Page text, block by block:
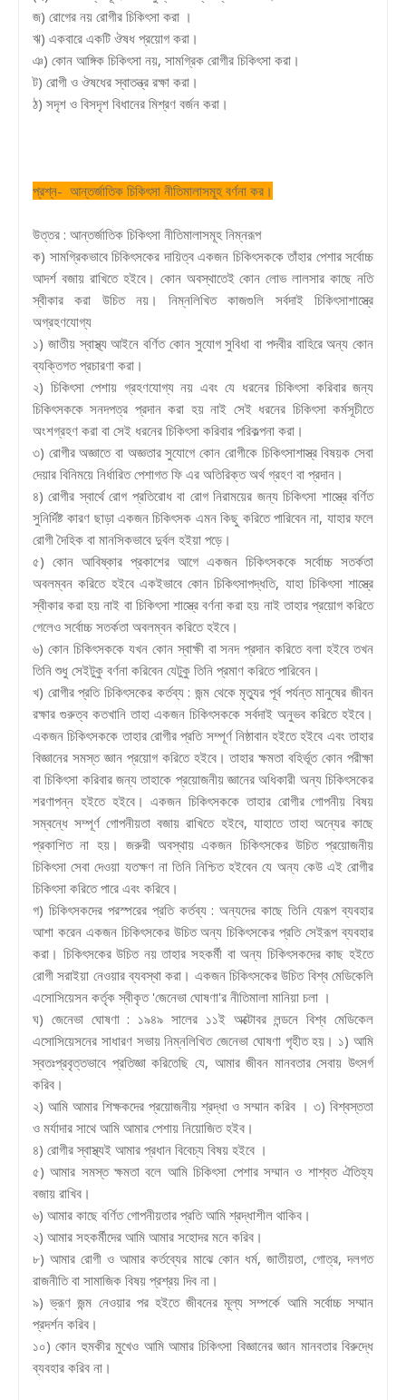
জ) রোগের নয় রোগীর চিকিৎসা করা ।
ঋ) একবারে একটি ঔষধ প্রয়োগ করা।
ঞ) কোন আঙ্গিক চিকিৎসা নয়, সামগ্রিক রোগীর চিকিৎসা করা।
ট) রোগী ও ঔষধের স্বাতন্ত্র রক্ষা করা।
ঠ) সদৃশ ও বিসদৃশ বিধানের মিশ্রণ বর্জন করা।
প্রশ্ন- আন্তর্জাতিক চিকিৎসা নীতিমালাসমূহ বর্ণনা কর।
উত্তর : আন্তর্জাতিক চিকিৎসা নীতিমালাসমূহ নিম্নরূপ
ক) সামগ্রিকভাবে চিকিৎসকের দায়িত্ব একজন চিকিৎসককে তাঁহার পেশার সর্বোচ্চ
আদর্শ বজায় রাখিতে হইবে। কোন অবস্থাতেই কোন লোভ লালসার কাছে নতি
স্বীকার করা উচিত নয়। নিম্নলিখিত কাজগুলি সর্বদাই চিকিৎসাশাস্ত্রে
অগ্রহণযোগ্য
১) জাতীয় স্বাস্থ্য আইনে বর্ণিত কোন সুযোগ সুবিধা বা পদবীর বাহিরে অন্য কোন
ব্যক্তিগত প্রচারণা করা।
২) চিকিৎসা পেশায় গ্রহণযোগ্য নয় এবং যে ধরনের চিকিৎসা করিবার জন্য
চিকিৎসককে সনদপত্র প্রদান করা হয় নাই সেই ধরনের চিকিৎসা কর্মসূচীতে
অংশগ্রহণ করা বা সেই ধরনের চিকিৎসা করিবার পরিকল্পনা করা।
৩) রোগীর অজ্ঞাতে বা অজ্ঞতার সুযোগে কোন রোগীকে চিকিৎসাশাস্ত্র বিষয়ক সেবা
দেয়ার বিনিময়ে নির্ধারিত পেশাগত ফি এর অতিরিক্ত অর্থ গ্রহণ বা প্রদান।
৪) রোগীর স্বার্থে রোগ প্রতিরোধ বা রোগ নিরাময়ের জন্য চিকিৎসা শাস্ত্রে বর্ণিত
সুনির্দিষ্ট কারণ ছাড়া একজন চিকিৎসক এমন কিছু করিতে পারিবেন না, যাহার ফলে
রোগী দৈহিক বা মানসিকভাবে দুর্বল হইয়া পড়ে।
৫) কোন আবিষ্কার প্রকাশের আগে একজন চিকিৎসককে সর্বোচ্চ সতর্কতা
অবলম্বন করিতে হইবে একইভাবে কোন চিকিৎসাপদ্ধতি, যাহা চিকিৎসা শাস্ত্রে
স্বীকার করা হয় নাই বা চিকিৎসা শাস্ত্রে বর্ণনা করা হয় নাই তাহার প্রয়োগ করিতে
গেলেও সর্বোচ্চ সতর্কতা অবলম্বন করিতে হইবে।
৬) কোন চিকিৎসককে যখন কোন স্বাক্ষী বা সনদ প্রদান করিতে বলা হইবে তখন
তিনি শুধু সেইটুকু বর্ণনা করিবেন যেটুকু তিনি প্রমাণ করিতে পারিবেন।
খ) রোগীর প্রতি চিকিৎসকের কর্তব্য : জন্ম থেকে মৃত্যুর পূর্ব পর্যন্ত মানুষের জীবন
রক্ষার গুরুত্ব কতখানি তাহা একজন চিকিৎসককে সর্বদাই অনুভব করিতে হইবে।
একজন চিকিৎসককে তাহার রোগীর প্রতি সম্পূর্ণ নিষ্ঠাবান হইতে হইবে এবং তাহার
বিজ্ঞানের সমস্ত জ্ঞান প্রয়োগ করিতে হইবে। তাহার ক্ষমতা বহির্ভূত কোন পরীক্ষা
বা চিকিৎসা করিবার জন্য তাহাকে প্রয়োজনীয় জ্ঞানের অধিকারী অন্য চিকিৎসকের
শরণাপন্ন হইতে হইবে। একজন চিকিৎসককে তাহার রোগীর গোপনীয় বিষয়
সম্বন্ধে সম্পূর্ণ গোপনীয়তা বজায় রাখিতে হইবে, যাহাতে তাহা অন্যের কাছে
প্রকাশিত না হয়। জরুরী অবস্থায় একজন চিকিৎসকের উচিত প্রয়োজনীয়
চিকিৎসা সেবা দেওয়া যতক্ষণ না তিনি নিশ্চিত হইবেন যে অন্য কেউ এই রোগীর
চিকিৎসা করিতে পারে এবং করিবে।
গ) চিকিৎসকদের পরস্পরের প্রতি কর্তব্য : অন্যদের কাছে তিনি যেরূপ ব্যবহার
আশা করেন একজন চিকিৎসকের উচিত অন্য চিকিৎসকের প্রতি সেইরূপ ব্যবহার
করা। চিকিৎসকের উচিত নয় তাহার সহকর্মী বা অন্য চিকিৎসকদের কাছ হইতে
রোগী সরাইয়া নেওয়ার ব্যবস্থা করা। একজন চিকিৎসকের উচিত বিশ্ব মেডিকেলি
এসোসিয়েসন কর্তৃক স্বীকৃত 'জেনেভা ঘোষণা'র নীতিমালা মানিয়া চলা ।
ঘ) জেনেভা ঘোষণা : ১৯৪৯ সালের ১১ই অক্টোবর লন্ডনে বিশ্ব মেডিকেল
এসোসিয়েসনের সাধারণ সভায় নিম্নলিখিত জেনেভা ঘোষণা গৃহীত হয়। ১) আমি
স্বতঃপ্রবৃত্তভাবে প্রতিজ্ঞা করিতেছি যে, আমার জীবন মানবতার সেবায় উৎসর্গ
করিব।
২) আমি আমার শিক্ষকদের প্রয়োজনীয় শ্রদ্ধা ও সম্মান করিব । ৩) বিশ্বস্ততা
ও মর্যাদার সাথে আমি আমার পেশায় নিয়োজিত হইব।
৪) রোগীর স্বাস্থ্যই আমার প্রধান বিবেচ্য বিষয় হইবে ।
৫) আমার সমস্ত ক্ষমতা বলে আমি চিকিৎসা পেশার সম্মান ও শাশ্বত ঐতিহ্য
বজায় রাখিব।
৬) আমার কাছে বর্ণিত গোপনীয়তার প্রতি আমি শ্রদ্ধাশীল থাকিব।
২) আমার সহকর্মীদের আমি আমার সহোদর মনে করিব।
৮) আমার রোগী ও আমার কর্তব্যের মাঝে কোন ধর্ম, জাতীয়তা, গোত্র, দলগত
রাজনীতি বা সামাজিক বিষয় প্রশ্রয় দিব না।
৯) ভ্রূণ জন্ম নেওয়ার পর হইতে জীবনের মূল্য সম্পর্কে আমি সর্বোচ্চ সম্মান
প্রদর্শন করিব।
১০) কোন হুমকীর মুখেও আমি আমার চিকিৎসা বিজ্ঞানের জ্ঞান মানবতার বিরুদ্ধে
ব্যবহার করিব না।